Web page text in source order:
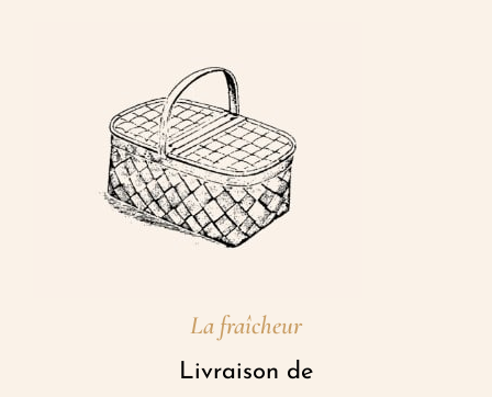
La fraîcheur
Livraison de